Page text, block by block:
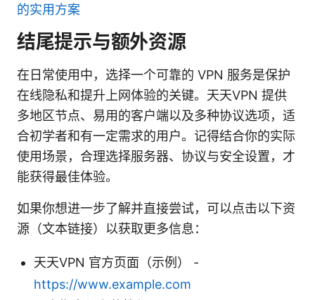
的实用方案
结尾提示与额外资源
在日常使用中，选择一个可靠的 VPN 服务是保护
在线隐私和提升上网体验的关键。天天VPN 提供
多地区节点、易用的客户端以及多种协议选项，适
合初学者和有一定需求的用户。记得结合你的实际
使用场景，合理选择服务器、协议与安全设置，才
能获得最佳体验。
如果你想进一步了解并直接尝试，可以点击以下资
源（文本链接）以获取更多信息：
天天VPN 官方页面（示例） -
https://www.example.com